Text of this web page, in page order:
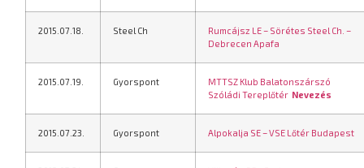
2015.07.18. Steel Ch
Rumcájsz LE – Sörétes Steel Ch. –
Debrecen Apafa
2015.07.19. Gyorspont
MTTSZ Klub Balatonszárszó
Szóládi Tereplőtér Nevezés
2015.07.23. Gyorspont Alpokalja SE – VSE Lőtér Budapest